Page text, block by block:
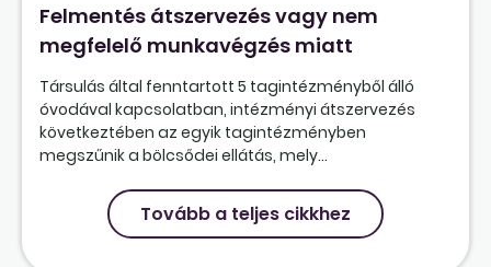
Felmentés átszervezés vagy nem
megfelelő munkavégzés miatt
Társulás által fenntartott 5 tagintézményből álló
óvodával kapcsolatban, intézményi átszervezés
következtében az egyik tagintézményben
megszűnik a bölcsődei ellátás, mely...
Tovább a teljes cikkhez